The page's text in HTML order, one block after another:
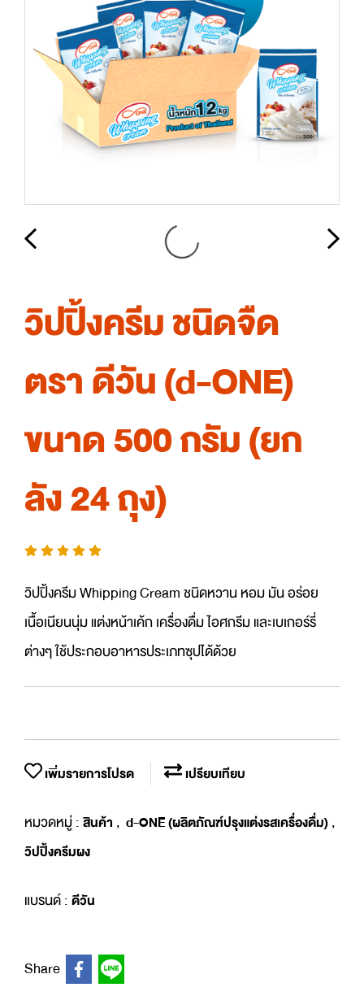
วิปปิ้งครีม ชนิดจืด
ตรา ดีวัน (d-ONE)
ขนาด 500 กรัม (ยก
ลัง 24 ถุง)
วิปปิ้งครีม Whipping Cream ชนิดหวาน หอม มัน อร่อย
เนื้อเนียนนุ่ม แต่งหน้าเค้ก เครื่องดื่ม ไอศกรีม และเบเกอร์รี่
ต่างๆ ใช้ประกอบอาหารประเภทซุปได้ด้วย
เพิ่มรายการโปรด เปรียบเทียบ
หมวดหมู่ :สินค้า , d-ONE (ผลิตภัณฑ์ปรุงแต่งรสเครื่องดื่ม),
วิปปิ้งครีมผง
แบรนด์ :ดีวัน
Share